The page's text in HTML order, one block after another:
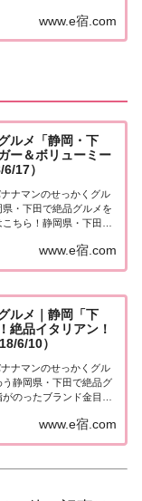
ルメは何ですか？」日本
地元民オススメの...
www.e宿.com
ルメ「静岡・下
ー＆ボリューミー
17）
ナマンのせっかくグル
・下田で絶品グルメを
ちら！静岡県・下田
でバナナマン日村さんが
www.e宿.com
ルメ｜静岡「下
絶品イタリアン！
6/10）
ナマンのせっかくグル
静岡県・下田で絶品グ
のったブランド金目鯛
こちら！静岡県・下田
www.e宿.com